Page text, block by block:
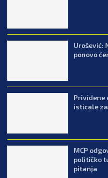
Urošević:
ponovo
Prividene
isticale
MCP
političko
pitanja